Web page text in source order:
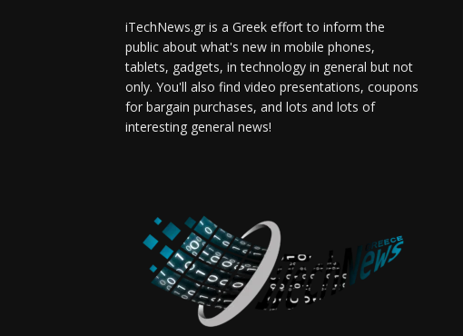
iTechNews.gr is a Greek effort to inform the
public about what's new in mobile phones,
tablets, gadgets, in technology in general but not
only. You'll also find video presentations, coupons
for bargain purchases, and lots and lots of
interesting general news!